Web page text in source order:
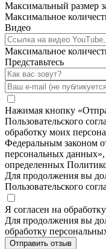
Максимальный размер
Максимальное
Видео
Максимальное
Представьтесь
Нажимая кнопку
Пользовательского
обработку моих
Федеральным законом
персональных
определенных
Для продолжения вы
Пользовательского
Я согласен на
Для продолжения вы
обработку
Отправить отзыв